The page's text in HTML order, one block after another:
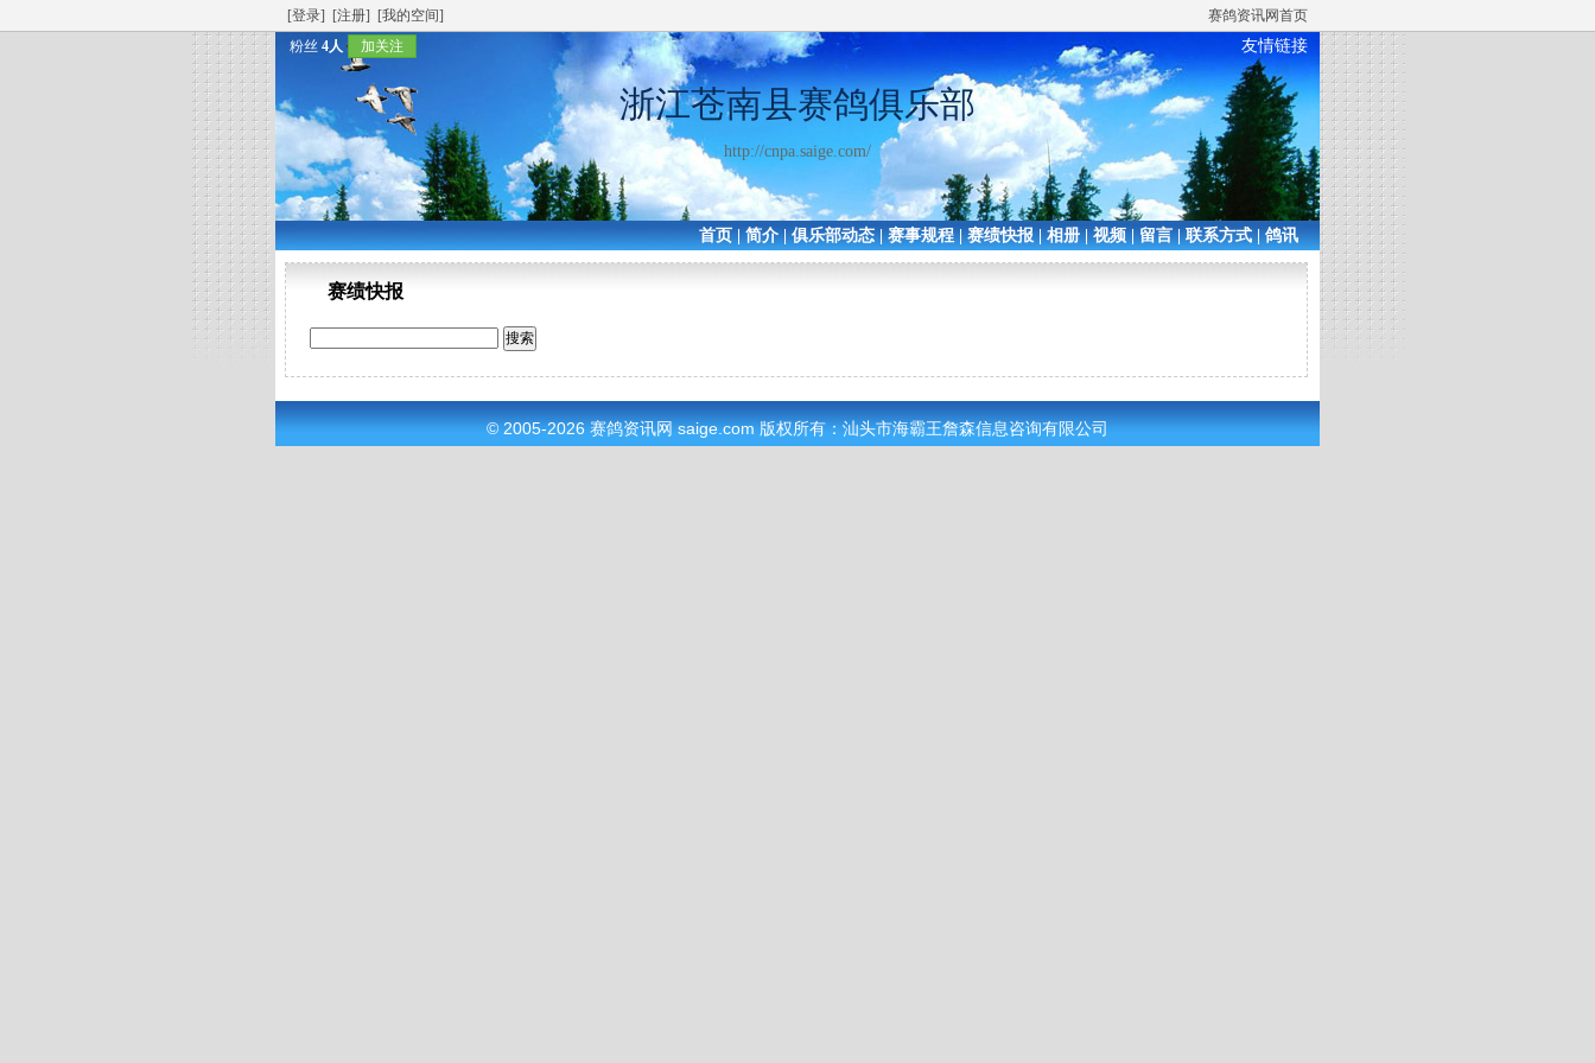
[登录] [注册] [我的空间]
赛鸽资讯网首页
粉丝 4人 加关注 友情链接
浙江苍南县赛鸽俱乐部
http://cnpa.saige.com/
首页|简介|俱乐部动态|赛事规程|赛绩快报|相册|视频|留言|联系方式|鸽讯
赛绩快报
© 2005-2026 赛鸽资讯网 saige.com 版权所有：汕头市海霸王詹森信息咨询有限公司